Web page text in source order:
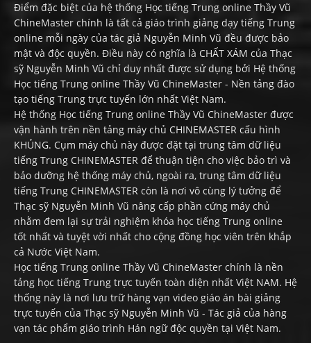
Điểm đặc biệt của hệ thống Học tiếng Trung online Thầy Vũ
ChineMaster chính là tất cả giáo trình giảng dạy tiếng Trung
online mỗi ngày của tác giả Nguyễn Minh Vũ đều được bảo
mật và độc quyền. Điều này có nghĩa là CHẤT XÁM của Thạc
sỹ Nguyễn Minh Vũ chỉ duy nhất được sử dụng bởi Hệ thống
Học tiếng Trung online Thầy Vũ ChineMaster - Nền tảng đào
tạo tiếng Trung trực tuyến lớn nhất Việt Nam.
Hệ thống Học tiếng Trung online Thầy Vũ ChineMaster được
vận hành trên nền tảng máy chủ CHINEMASTER cấu hình
KHỦNG. Cụm máy chủ này được đặt tại trung tâm dữ liệu
tiếng Trung CHINEMASTER để thuận tiện cho việc bảo trì và
bảo dưỡng hệ thống máy chủ, ngoài ra, trung tâm dữ liệu
tiếng Trung CHINEMASTER còn là nơi vô cùng lý tưởng để
Thạc sỹ Nguyễn Minh Vũ nâng cấp phần cứng máy chủ
nhằm đem lại sự trải nghiệm khóa học tiếng Trung online
tốt nhất và tuyệt vời nhất cho cộng đồng học viên trên khắp
cả Nước Việt Nam.
Học tiếng Trung online Thầy Vũ ChineMaster chính là nền
tảng học tiếng Trung trực tuyến toàn diện nhất Việt NAM. Hệ
thống này là nơi lưu trữ hàng vạn video giáo án bài giảng
trực tuyến của Thạc sỹ Nguyễn Minh Vũ - Tác giả của hàng
vạn tác phẩm giáo trình Hán ngữ độc quyền tại Việt Nam.